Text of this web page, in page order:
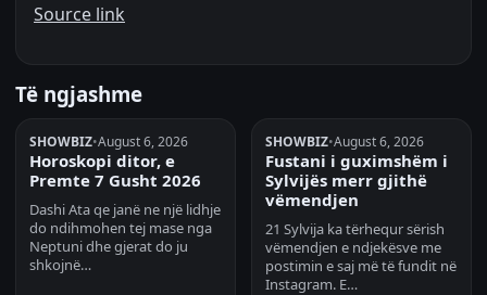
Source link
Të ngjashme
SHOWBIZ•August 6, 2026
Horoskopi ditor, e
Premte 7 Gusht 2026
Dashi Ata qe janë ne një lidhje
do ndihmohen tej mase nga
Neptuni dhe gjerat do ju
shkojnë…
SHOWBIZ•August 6, 2026
Fustani i guximshëm i
Sylvijës merr gjithë
vëmendjen
21 Sylvija ka tërhequr sërish
vëmendjen e ndjekësve me
postimin e saj më të fundit në
Instagram. E…